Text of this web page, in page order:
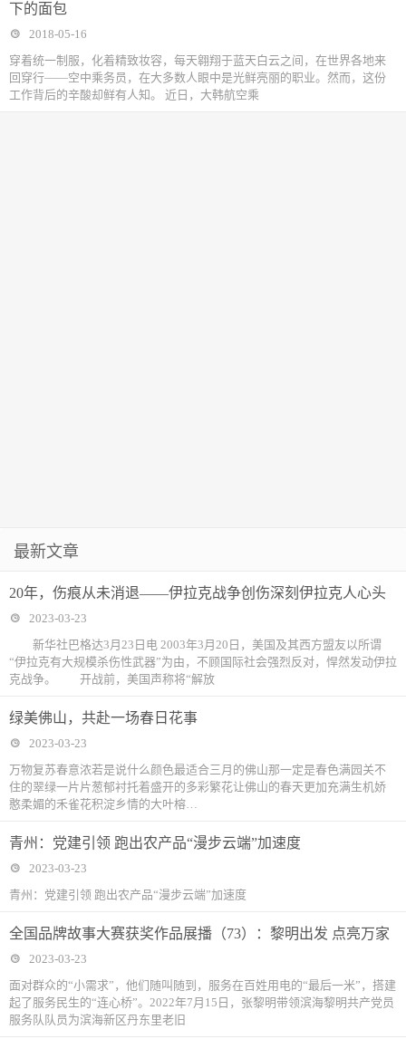
下的面包
2018-05-16
穿着统一制服，化着精致妆容，每天翱翔于蓝天白云之间，在世界各地来
回穿行——空中乘务员，在大多数人眼中是光鲜亮丽的职业。然而，这份
工作背后的辛酸却鲜有人知。 近日，大韩航空乘
最新文章
20年，伤痕从未消退——伊拉克战争创伤深刻伊拉克人心头
2023-03-23
新华社巴格达3月23日电 2003年3月20日，美国及其西方盟友以所谓
“伊拉克有大规模杀伤性武器”为由，不顾国际社会强烈反对，悍然发动伊拉
克战争。 开战前，美国声称将“解放
绿美佛山，共赴一场春日花事
2023-03-23
万物复苏春意浓若是说什么颜色最适合三月的佛山那一定是春色满园关不
住的翠绿一片片葱郁衬托着盛开的多彩繁花让佛山的春天更加充满生机娇
憨柔媚的禾雀花积淀乡情的大叶榕…
青州：党建引领 跑出农产品“漫步云端”加速度
2023-03-23
青州：党建引领 跑出农产品“漫步云端”加速度
全国品牌故事大赛获奖作品展播（73）：黎明出发 点亮万家
2023-03-23
面对群众的“小需求”，他们随叫随到，服务在百姓用电的“最后一米”，搭建
起了服务民生的“连心桥”。2022年7月15日，张黎明带领滨海黎明共产党员
服务队队员为滨海新区丹东里老旧